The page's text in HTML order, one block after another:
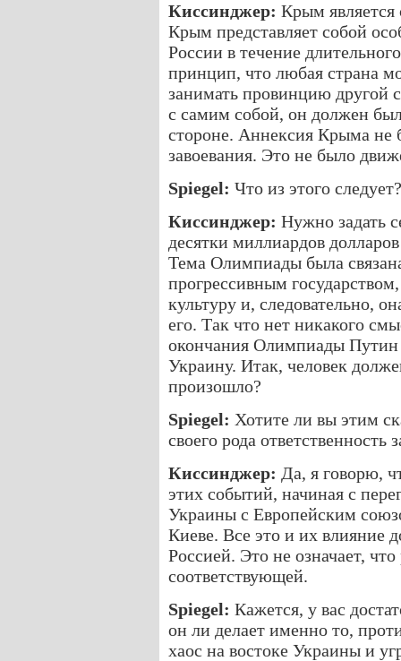
Киссинджер: Крым
Крым представляет собой
России в течение
принцип, что любая страна
занимать провинцию другой
с самим собой, он должен
стороне. Аннексия Крыма не
завоевания. Это не было
Spiegel: Что из этого следует?
Киссинджер: Нужно задать
десятки миллиардов
Тема Олимпиады была
прогрессивным
культуру и, следовательно,
его. Так что нет никакого
окончания Олимпиады Путин
Украину. Итак, человек
произошло?
Spiegel: Хотите ли вы этим
своего рода ответственность
Киссинджер: Да, я говорю,
этих событий, начиная с
Украины с Европейским
Киеве. Все это и их влияние
Россией. Это не означает,
соответствующей.
Spiegel: Кажется, у вас
он ли делает именно то,
хаос на востоке Украины и